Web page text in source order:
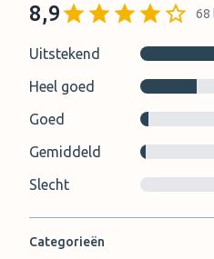
8,9 68
Uitstekend
Heel goed
Goed
Gemiddeld
Slecht
Categorieën